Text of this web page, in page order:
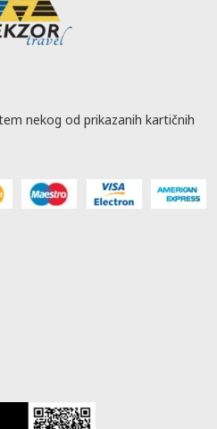
nekog od prikazanih kartičnih